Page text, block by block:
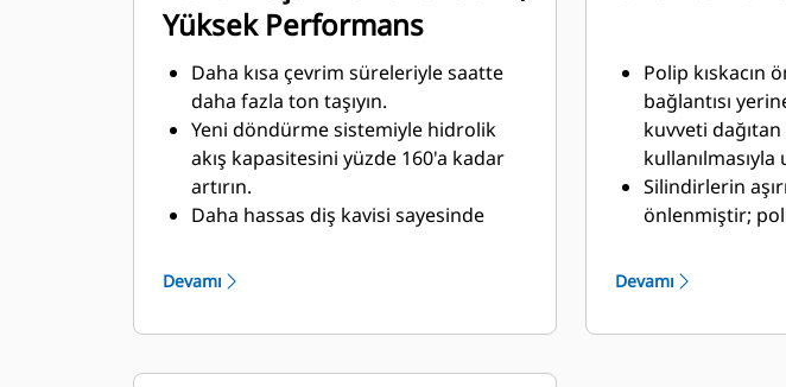
Yüksek Performans
Daha kısa çevrim süreleriyle saatte
daha fazla ton taşıyın.
Yeni döndürme sistemiyle hidrolik
akış kapasitesini yüzde 160'a kadar
artırın.
Daha hassas diş kavisi sayesinde
yüzde 140-200 artırın.
kıskaç eşleştirmesini ve üretkenliğini
Devamı
Polip kıskacın
bağlantısı
kuvveti
kullanılmasıyla
Silindirlerin
önlenmiştir;
üst ve alt
uçlarındaki
Devamı